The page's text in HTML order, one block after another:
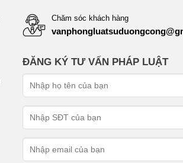
Chăm sóc khách hàng
ĐĂNG KÝ TƯ VẤN PHÁP LUẬT